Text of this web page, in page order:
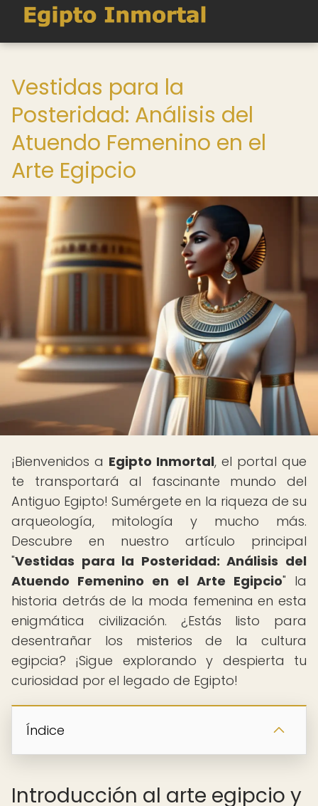
Vestidas para la
Posteridad: Análisis del
Atuendo Femenino en el
Arte Egipcio
¡Bienvenidos a Egipto Inmortal, el portal que
te transportará al fascinante mundo del
Antiguo Egipto! Sumérgete en la riqueza de su
arqueología, mitología y mucho más.
Descubre en nuestro artículo principal
"Vestidas para la Posteridad: Análisis del
Atuendo Femenino en el Arte Egipcio" la
historia detrás de la moda femenina en esta
enigmática civilización. ¿Estás listo para
desentrañar los misterios de la cultura
egipcia? ¡Sigue explorando y despierta tu
curiosidad por el legado de Egipto!
Índice
Introducción al arte egipcio y